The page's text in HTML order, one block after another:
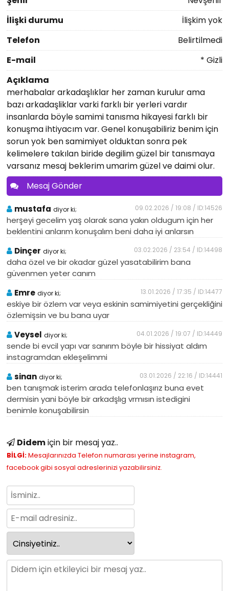
İlişki durumu
İlişkim yok
Telefon
Belirtilmedi
E-mail
* Gizli
Açıklama
merhabalar arkadaşlıklar her zaman kurulur ama
bazı arkadaşliklar varki farklı bir yerleri vardır
insanlarda böyle samimi tanısma hikayesi farklı bir
konuşma ihtiyacım var. Genel konuşabiliriz benim için
sorun yok ben samimiyet olduktan sonra pek
kelimelere takılan biride degilim güzel bir tanısmaya
varsanız mesaj beklerim umarim güzel ve daimi olur.
Mesaj Gönder
mustafa diyor ki; 09.02.2026 / 19:08 / ID:14526
herşeyi gecelim yaş olarak sana yakın oldugum için her
beklentini anlarım konuşalım beni daha iyi anlarsın
Dinçer diyor ki; 03.02.2026 / 23:54 / ID:14498
daha özel ve bir okadar güzel yasatabilirim bana
güvenmen yeter canım
Emre diyor ki; 13.01.2026 / 17:35 / ID:14477
eskiye bir özlem var veya eskinin samimiyetini gerçekliğini
özlemişsin ve bu bana uyar
Veysel diyor ki; 04.01.2026 / 19:07 / ID:14449
sende bi evcil yapı var sanırım böyle bir hissiyat aldım
instagramdan ekleşelimmi
sinan diyor ki; 03.01.2026 / 22:16 / ID:14441
ben tanışmak isterim arada telefonlaşırız buna evet
dermisin yani böyle bir arkadşlıg vrmısın istedigini
benimle konuşabilirsin
Didemiçin bir mesaj yaz..
BİLGİ:Mesajlarınızda Telefon numarası yerine instagram,
facebook gibi sosyal adreslerinizi yazabilirsiniz.